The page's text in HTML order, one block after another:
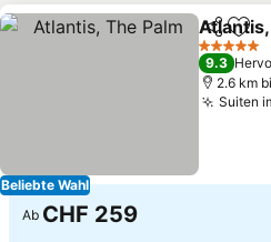
Beliebte Wahl
TeilenZu
5 Sterne
9.3
2.6 km
Suiten
Ab CHF 259